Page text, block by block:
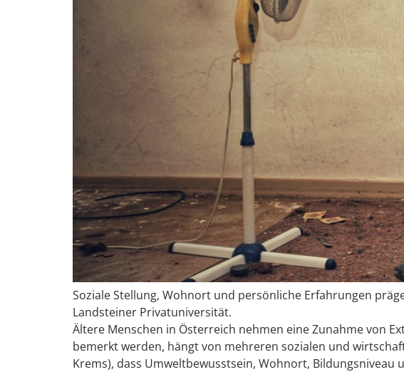
Soziale Stellung, Wohnort und persönliche Erfahrungen
Landsteiner Privatuniversität.
Ältere Menschen in Österreich nehmen eine Zunahme von
bemerkt werden, hängt von mehreren sozialen und
Krems), dass Umweltbewusstsein, Wohnort,